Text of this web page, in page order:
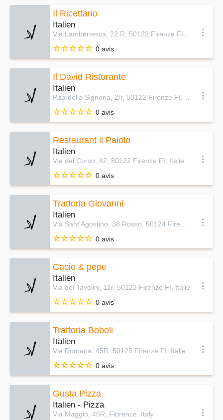
Il Ricettario
Italien
0 avis
Il David Ristorante
Italien
0 avis
Restaurant il Paiolo
Italien
Via del Corso, 42, 50122 Firenze FI, Italie
0 avis
Trattoria Giovanni
Italien
0 avis
Cacio & pepe
Italien
Via dei Tavolini, 11r, 50122 Firenze FI, Italie
0 avis
Trattoria Boboli
Italien
Via Romana, 45R, 50125 Firenze FI, Italie
0 avis
Gusta Pizza
Italien - Pizza
Via Maggio, 46R, Florence, Italy